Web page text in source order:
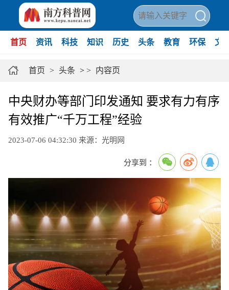
首页 资讯 科技 知识 历史 头条 教育 环保 文
首页 > 头条 > > 内容页
中央财办等部门印发通知 要求有力有序
有效推广“千万工程”经验
2023-07-06 04:32:30 来源：光明网
分享到 ：